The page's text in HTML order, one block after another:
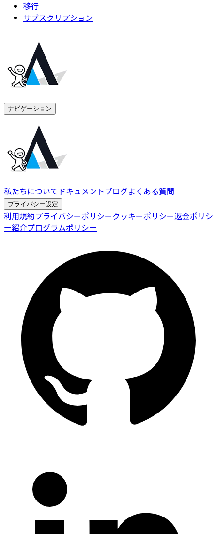
移行
サブスクリプション
ナビゲーション
私たちについて ドキュメントブログよくある質問
プライバシー設定
利用規約プライバシーポリシークッキーポリシー返金ポリシ
ー紹介プログラムポリシー